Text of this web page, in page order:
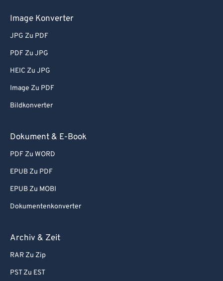
Image Konverter
JPG Zu PDF
PDF Zu JPG
HEIC Zu JPG
Image Zu PDF
Bildkonverter
Dokument & E-Book
PDF Zu WORD
EPUB Zu PDF
EPUB Zu MOBI
Dokumentenkonverter
Archiv & Zeit
RAR Zu Zip
PST Zu EST